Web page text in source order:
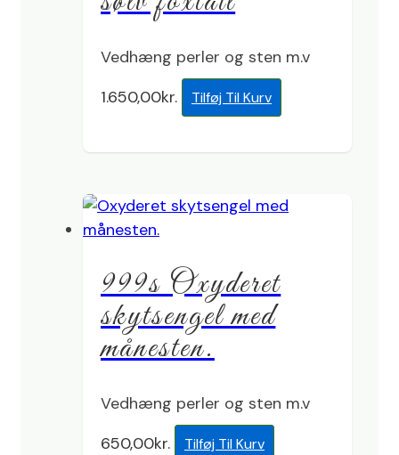
Vedhæng perler og sten m.v
1.650,00kr. Tilføj Til Kurv
999s Oxyderet
skytsengel med
månesten.
Vedhæng perler og sten m.v
650,00kr. Tilføj Til Kurv